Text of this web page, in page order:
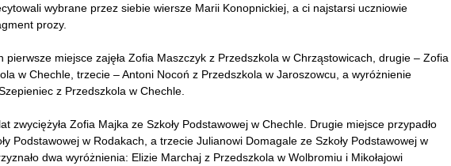
wybrane przez siebie wiersze Marii Konopnickiej, a ci najstarsi uczniowie
prozy.
pierwsze miejsce zajęła Zofia Maszczyk z Przedszkola w Chrząstowicach, drugie – Zofia
w Chechle, trzecie – Antoni Nocoń z Przedszkola w Jaroszowcu, a wyróżnienie
z Przedszkola w Chechle.
zwyciężyła Zofia Majka ze Szkoły Podstawowej w Chechle. Drugie miejsce przypadło
Podstawowej w Rodakach, a trzecie Julianowi Domagale ze Szkoły Podstawowej w
dwa wyróżnienia: Elizie Marchaj z Przedszkola w Wolbromiu i Mikołajowi